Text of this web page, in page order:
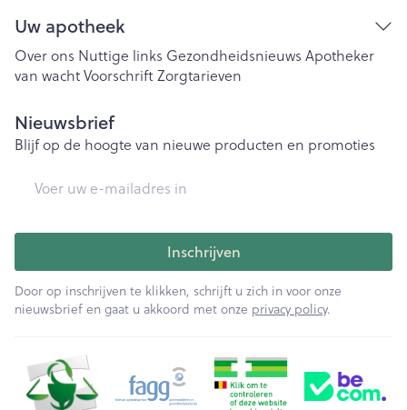
Uw apotheek
Over ons Nuttige links Gezondheidsnieuws Apotheker
van wachtVoorschriftZorgtarieven
Nieuwsbrief
Blijf op de hoogte van nieuwe producten en promoties
Inschrijven
Door op inschrijven te klikken, schrijft u zich in voor onze
nieuwsbrief en gaat u akkoord met onze privacy policy.